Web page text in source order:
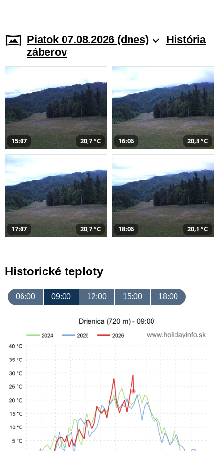
Piatok 07.08.2026 (dnes)
História
záberov
15:07 20,7 °C 16:06 20,8 °C
17:07 20,7 °C 18:06 20,1 °C
Historické teploty
06:00 09:00 12:00 15:00 18:00